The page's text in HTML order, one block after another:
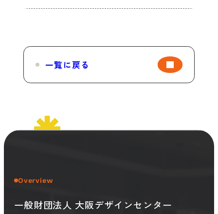
一覧に戻る
Overview
一般財団法人 大阪デザインセンター